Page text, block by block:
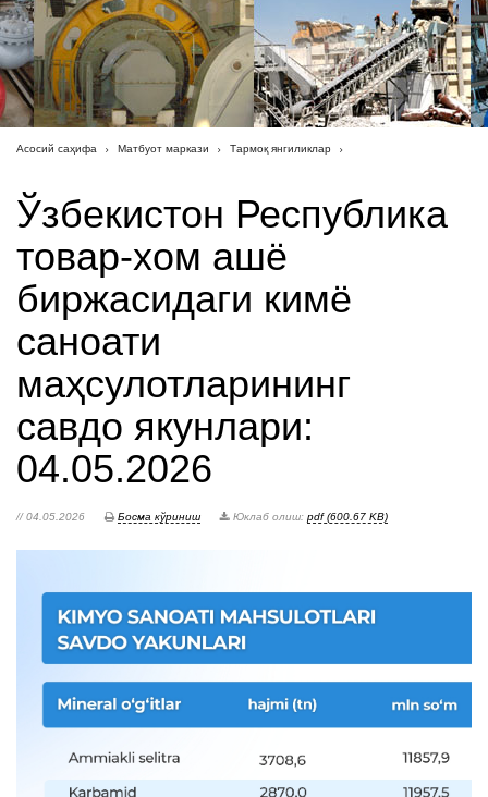
Асосий саҳифа Матбуот маркази Тармоқ янгиликлар
Ўзбекистон Республика
товар-хом ашё
биржасидаги кимё
саноати
маҳсулотларининг
савдо якунлари:
04.05.2026
// 04.05.2026 Босма кўриниш Юклаб олиш: pdf (600.67 KB)